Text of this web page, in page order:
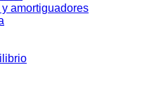
amortiguadores